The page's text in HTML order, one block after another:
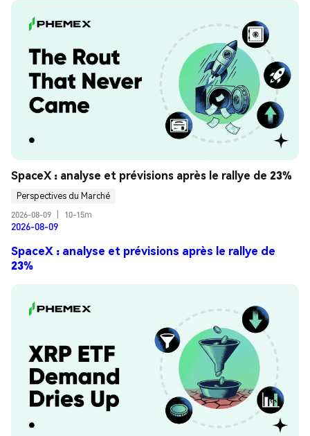
SpaceX : analyse et prévisions après le rallye de 23%
Perspectives du Marché
2026-08-09
10-15m
2026-08-09
SpaceX : analyse et prévisions après le rallye de
23%